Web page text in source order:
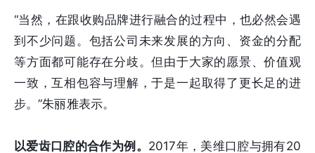
“当然，在跟收购品牌进行融合的过程中，也必然会遇
到不少问题。包括公司未来发展的方向、资金的分配
等方面都可能存在分歧。但由于大家的愿景、价值观
一致，互相包容与理解，于是一起取得了更长足的进
步。”朱丽雅表示。
以爱齿口腔的合作为例。 2017年，美维口腔与拥有20